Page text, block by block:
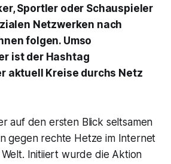
Sportler oder Schauspieler
Netzwerken nach
folgen. Umso
ist der Hashtag
aktuell Kreise durchs Netz
auf den ersten Blick seltsamen
gegen rechte Hetze im Internet
Initiiert wurde die Aktion